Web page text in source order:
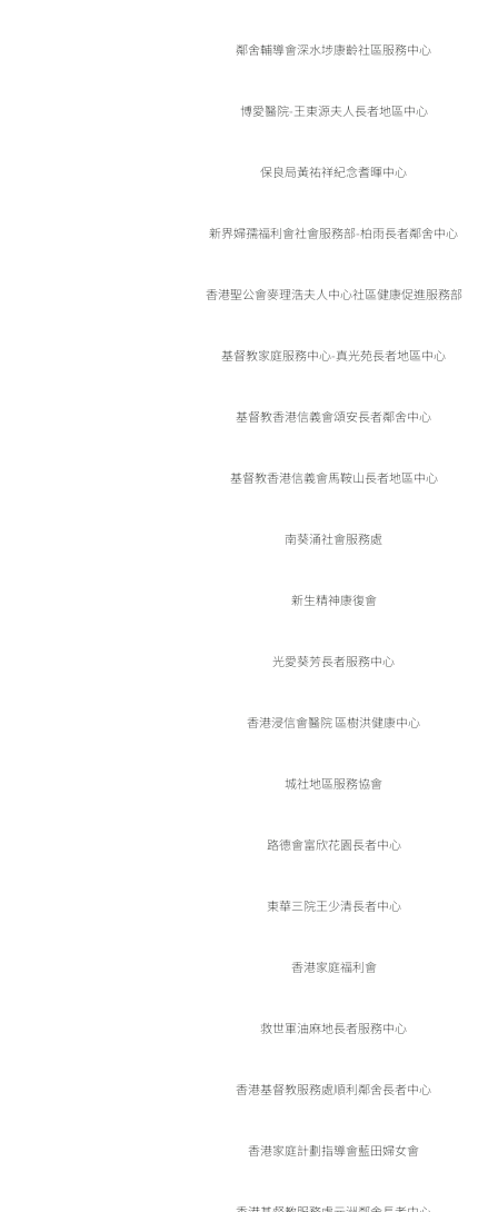
鄰舍輔導會深水埗康齡社區服務中心
博愛醫院-王東源夫人長者地區中心
保良局黃祐祥紀念耆暉中心
新界婦孺福利會社會服務部-柏雨長者鄰舍中心
香港聖公會麥理浩夫人中心社區健康促進服務部
基督教家庭服務中心-真光苑長者地區中心
基督教香港信義會頌安長者鄰舍中心
基督教香港信義會馬鞍山長者地區中心
南葵涌社會服務處
新生精神康復會
光愛葵芳長者服務中心
香港浸信會醫院 區樹洪健康中心
城社地區服務協會
路德會富欣花園長者中心
東華三院王少清長者中心
香港家庭福利會
救世軍油麻地長者服務中心
香港基督教服務處順利鄰舍長者中心
香港家庭計劃指導會藍田婦女會